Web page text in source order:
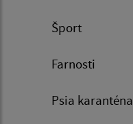
Šport
Farnosti
Psia karanténa